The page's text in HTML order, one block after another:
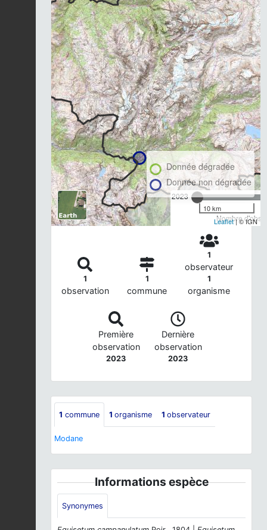
2023
Nombre
Donnée dégradée
Donnée non dégradée
10 km
Leaflet| © IGN
1
observation
1
commune
1
observateur
1
organisme
Première
observation
2023
Dernière
observation
2023
1 commune 1 organisme 1 observateur
Modane
Informations espèce
Synonymes